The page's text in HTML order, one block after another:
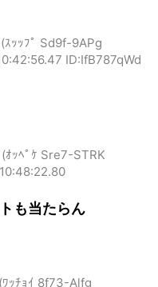
ｽｯｯﾌﾟ Sd9f-9APg
ID:IfB787qWd
ｯﾍﾟｹ Sre7-STRK